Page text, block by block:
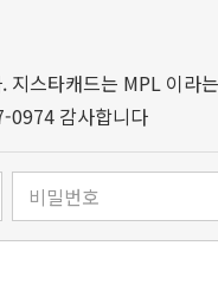
스타캐드는 MPL 이라
0974 감사합니다